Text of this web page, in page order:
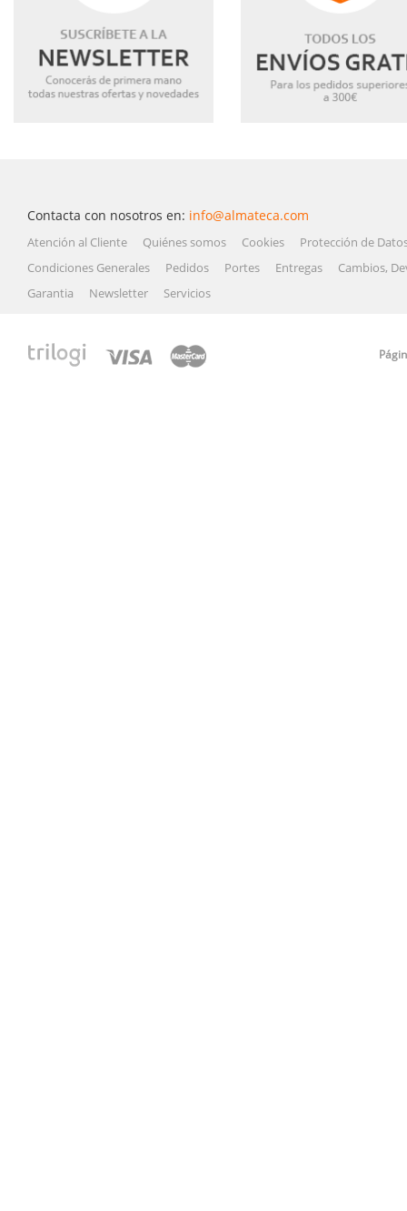
Contacta con nosotros en: info@almateca.com
Atención al Cliente Quiénes somos Cookies
Protección de
Condiciones Generales
Pedidos Portes Entregas
Cambios,
Garantia
Newsletter Servicios